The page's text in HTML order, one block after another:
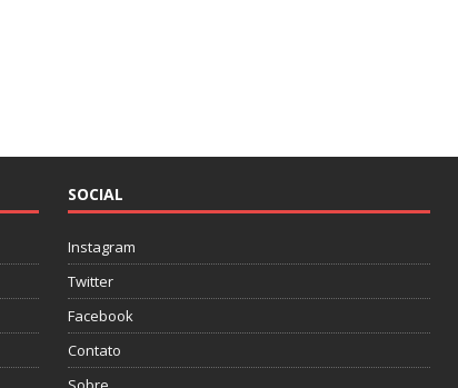
SOCIAL
Instagram
Twitter
Facebook
Contato